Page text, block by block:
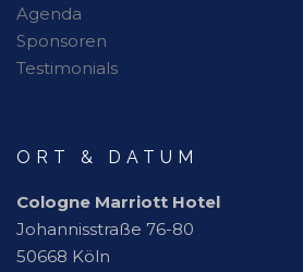
Agenda
Sponsoren
Testimonials
ORT & DATUM
Cologne Marriott Hotel
Johannisstraße 76-80
50668 Köln